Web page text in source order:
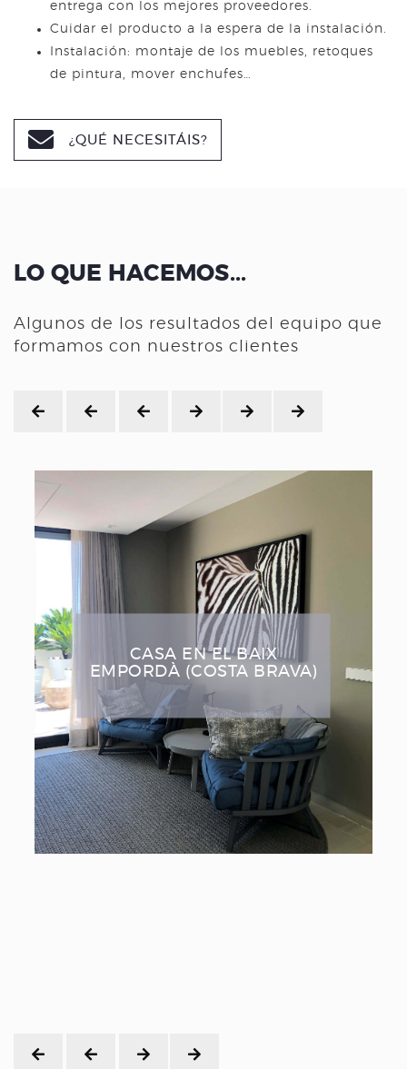
entrega con los mejores proveedores.
Cuidar el producto a la espera de la instalación.
Instalación: montaje de los muebles, retoques
de pintura, mover enchufes…
¿QUÉ NECESITÁIS?
LO QUE HACEMOS...
Algunos de los resultados del equipo que
formamos con nuestros clientes
RESTAURANTE EN
BARCELONA